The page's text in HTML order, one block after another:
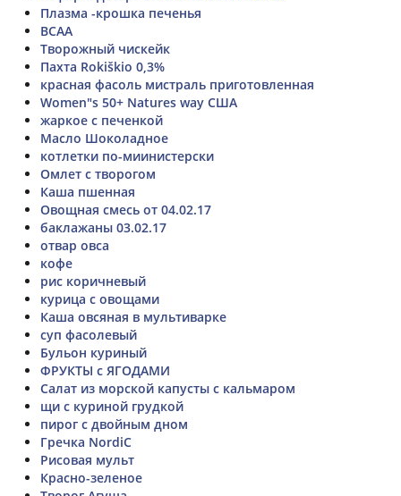
Плазма -крошка печенья
BCAA
Творожный чискейк
Пахта Rokiškio 0,3%
красная фасоль мистраль приготовленная
Women"s 50+ Natures way США
жаркое с печенкой
Масло Шоколадное
котлетки по-миинистерски
Омлет с творогом
Каша пшенная
Овощная смесь от 04.02.17
баклажаны 03.02.17
отвар овса
кофе
рис коричневый
курица с овощами
Каша овсяная в мультиварке
суп фасолевый
Бульон куриный
ФРУКТЫ с ЯГОДАМИ
Салат из морской капусты с кальмаром
щи с куриной грудкой
пирог с двойным дном
Гречка NordiC
Рисовая мульт
Красно-зеленое